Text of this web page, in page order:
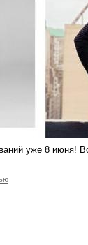
уже 8 июня!